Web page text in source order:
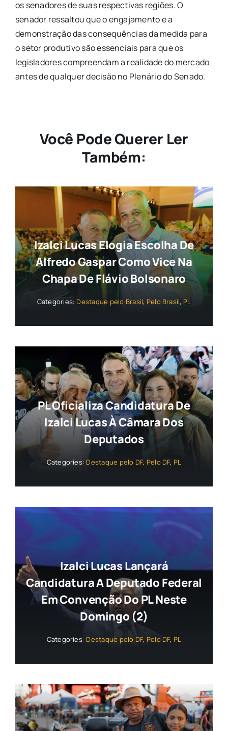
os senadores de suas respectivas regiões. O
senador ressaltou que o engajamento e a
demonstração das consequências da medida para
o setor produtivo são essenciais para que os
legisladores compreendam a realidade do mercado
antes de qualquer decisão no Plenário do Senado.
Você Pode Querer Ler
Também:
Izalci Lucas Elogia Escolha De
Alfredo Gaspar Como Vice Na
Chapa De Flávio Bolsonaro
Categories: Destaque pelo Brasil, Pelo Brasil, PL
PL Oficializa Candidatura De
Izalci Lucas À Câmara Dos
Deputados
Categories: Destaque pelo DF, Pelo DF, PL
Izalci Lucas Lançará
Candidatura A Deputado Federal
Em Convenção Do PL Neste
Domingo (2)
Categories: Destaque pelo DF, Pelo DF, PL